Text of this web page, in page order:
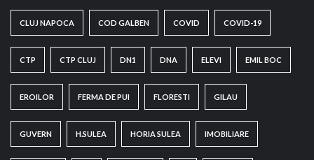
CLUJ NAPOCA COD GALBEN COVID COVID-19
CTP CTP CLUJ DN1 DNA ELEVI EMIL BOC
EROILOR FERMA DE PUI FLORESTI GILAU
GUVERN H.SULEA HORIA SULEA IMOBILIARE